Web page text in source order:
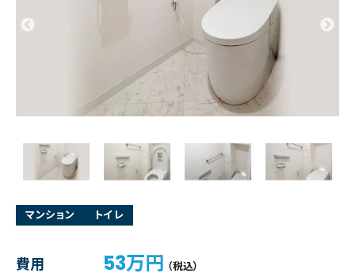
マンション トイレ
費用 53万円 （税込）